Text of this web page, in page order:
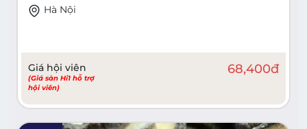
Hà Nội
Giá hội viên
(Giá sàn Hi1 hỗ trợ
hội viên)
68,400đ